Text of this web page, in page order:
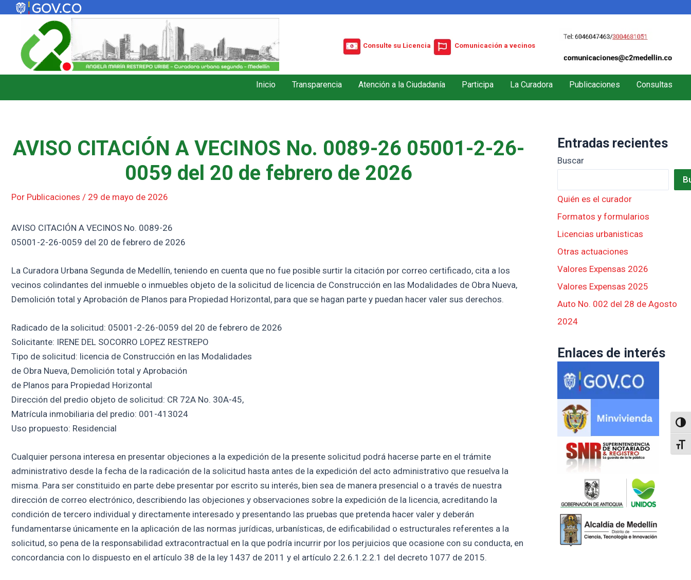
contenido
Consulte su Licencia Comunicación a vecinos
Inicio Transparencia Atención a la Ciudadanía Participa La Curadora Publicaciones Consultas
AVISO CITACIÓN A VECINOS No. 0089-26 05001-2-26-
0059 del 20 de febrero de 2026
Por Publicaciones / 29 de mayo de 2026
AVISO CITACIÓN A VECINOS No. 0089-26
05001-2-26-0059 del 20 de febrero de 2026
La Curadora Urbana Segunda de Medellín, teniendo en cuenta que no fue posible surtir la citación por correo certificado, cita a los
vecinos colindantes del inmueble o inmuebles objeto de la solicitud de licencia de Construcción en las Modalidades de Obra Nueva,
Demolición total y Aprobación de Planos para Propiedad Horizontal, para que se hagan parte y puedan hacer valer sus derechos.
Radicado de la solicitud: 05001-2-26-0059 del 20 de febrero de 2026
Solicitante: IRENE DEL SOCORRO LOPEZ RESTREPO
Tipo de solicitud: licencia de Construcción en las Modalidades
de Obra Nueva, Demolición total y Aprobación
de Planos para Propiedad Horizontal
Dirección del predio objeto de solicitud: CR 72A No. 30A-45,
Matrícula inmobiliaria del predio: 001-413024
Uso propuesto: Residencial
Cualquier persona interesa en presentar objeciones a la expedición de la presente solicitud podrá hacerse parte en el trámite
administrativo desde la fecha de la radicación de la solicitud hasta antes de la expedición del acto administrativo que resuelva la
misma. Para ser constituido en parte debe presentar por escrito su interés, bien sea de manera presencial o a través de nuestra
dirección de correo electrónico, describiendo las objeciones y observaciones sobre la expedición de la licencia, acreditando la
condición de tercero individual y directamente interesado y presentando las pruebas que pretenda hacer valer y deberán
fundamentarse únicamente en la aplicación de las normas jurídicas, urbanísticas, de edificabilidad o estructurales referentes a la
solicitud, so pena de la responsabilidad extracontractual en la que podría incurrir por los perjuicios que ocasione con su conducta, en
concordancia con lo dispuesto en el artículo 38 de la ley 1437 de 2011 y el artículo 2.2.6.1.2.2.1 del decreto 1077 de 2015.
Entradas recientes
Buscar
Quién es el curador
Formatos y formularios
Licencias urbanisticas
Otras actuaciones
Valores Expensas 2026
Valores Expensas 2025
Auto No. 002 del 28 de Agosto
2024
Enlaces de interés